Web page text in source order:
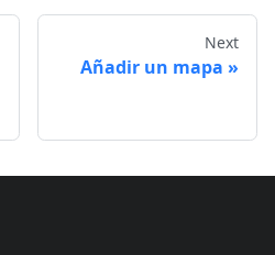
Next
Añadir un mapa